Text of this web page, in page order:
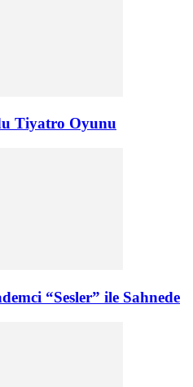
Tiyatro Oyunu
“Sesler” ile Sahnede